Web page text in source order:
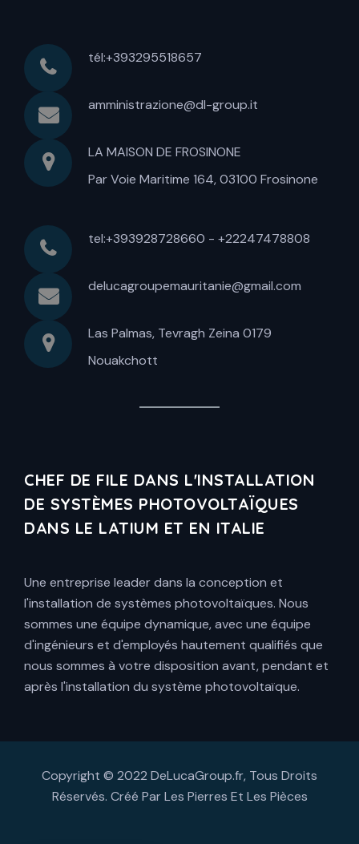
tél:+393295518657
amministrazione@dl-group.it
LA MAISON DE FROSINONE
Par Voie Maritime 164, 03100 Frosinone
tel:+393928728660 - +22247478808
delucagroupemauritanie@gmail.com
Las Palmas, Tevragh Zeina 0179
Nouakchott
CHEF DE FILE DANS L'INSTALLATION
DE SYSTÈMES PHOTOVOLTAÏQUES
DANS LE LATIUM ET EN ITALIE
Une entreprise leader dans la conception et
l'installation de systèmes photovoltaïques. Nous
sommes une équipe dynamique, avec une équipe
d'ingénieurs et d'employés hautement qualifiés que
nous sommes à votre disposition avant, pendant et
après l'installation du système photovoltaïque.
Copyright © 2022 DeLucaGroup.fr, Tous Droits
Réservés. Créé ParLes Pierres Et Les Pièces